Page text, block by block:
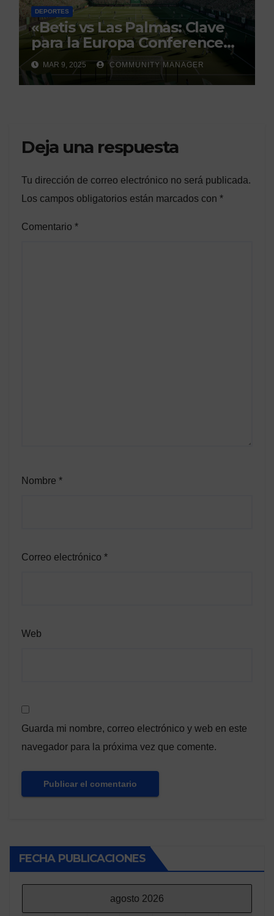
DEPORTES
«Betis vs Las Palmas: Clave
para la Europa Conference
League»
MAR 9, 2025 COMMUNITY MANAGER
Deja una respuesta
Tu dirección de correo electrónico no será publicada.
Los campos obligatorios están marcados con *
Comentario *
Nombre *
Correo electrónico *
Web
Guarda mi nombre, correo electrónico y web en este
navegador para la próxima vez que comente.
FECHA PUBLICACIONES
agosto 2026